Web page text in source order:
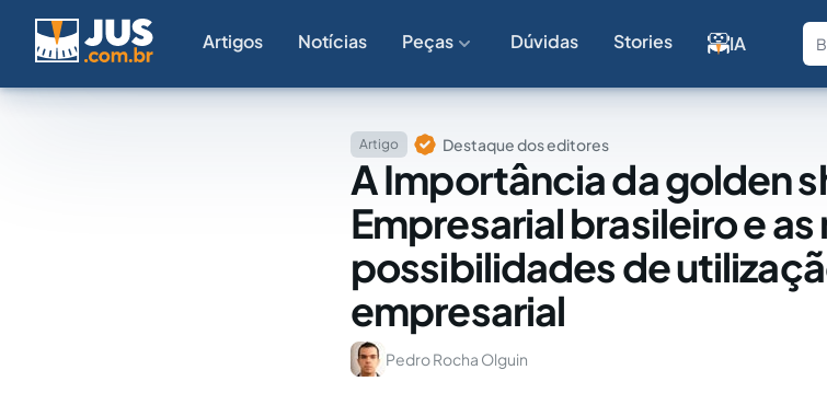
Artigos Notícias Peças Dúvidas Stories IA
Artigo Destaque dos editores
A Importância da golden
Empresarial brasileiro e as
possibilidades de
empresarial
Pedro Rocha Olguin